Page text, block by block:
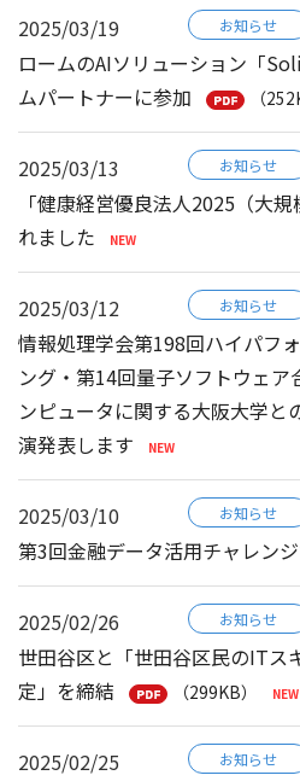
2025/03/19 お知らせ
ロームのAIソリューション「
ムパートナーに参加
（
2025/03/13 お知らせ
「健康経営優良法人2025（大
れました
2025/03/12 お知らせ
情報処理学会第198回ハイパフ
ング・第14回量子ソフトウェ
ンピュータに関する大阪大学と
演発表します
2025/03/10 お知らせ
第3回金融データ活用チャレン
2025/02/26 お知らせ
世田谷区と「世田谷区民のITス
定」を締結
（299KB）
2025/02/25 お知らせ